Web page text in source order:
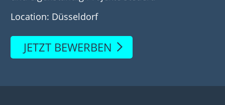
Location: Düsseldorf
JETZT BEWERBEN